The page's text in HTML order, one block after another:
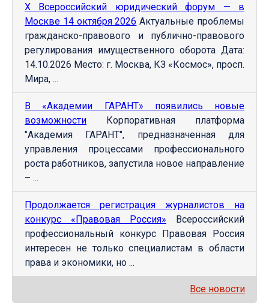
Х Всероссийский юридический форум — в
Москве 14 октября 2026 Актуальные проблемы
гражданско-правового и публично-правового
регулирования имущественного оборота Дата:
14.10.2026 Место: г. Москва, КЗ «Космос», просп.
Мира, ...
В «Академии ГАРАНТ» появились новые
возможности Корпоративная платформа
"Академия ГАРАНТ", предназначенная для
управления процессами профессионального
роста работников, запустила новое направление
– ...
Продолжается регистрация журналистов на
конкурс «Правовая Россия» Всероссийский
профессиональный конкурс Правовая Россия
интересен не только специалистам в области
права и экономики, но ...
Все новости